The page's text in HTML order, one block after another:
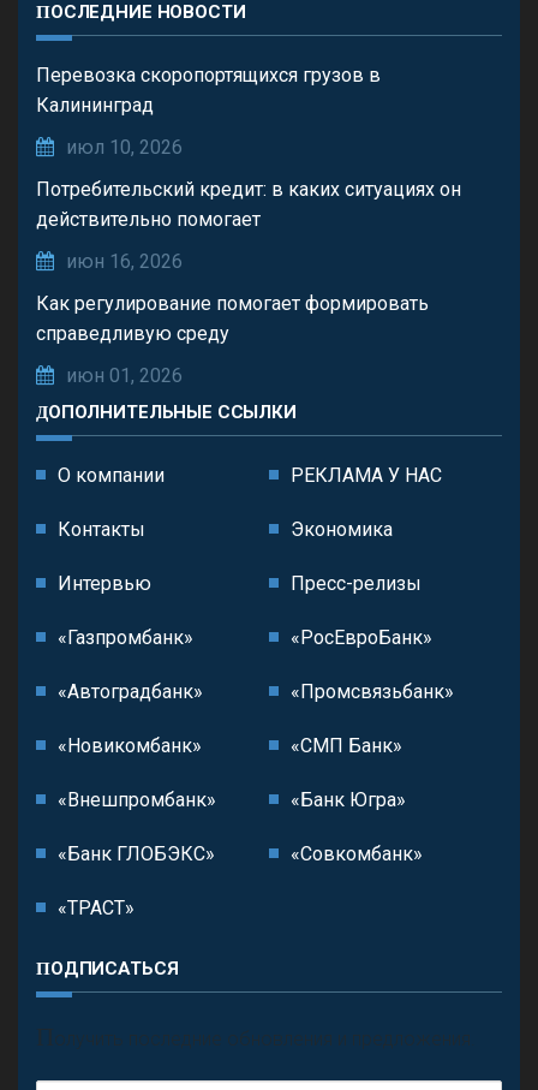
ПОСЛЕДНИЕ НОВОСТИ
Перевозка скоропортящихся грузов в
Калининград
июл 10, 2026
Потребительский кредит: в каких ситуациях он
действительно помогает
июн 16, 2026
Как регулирование помогает формировать
справедливую среду
июн 01, 2026
ДОПОЛНИТЕЛЬНЫЕ ССЫЛКИ
О компании РЕКЛАМА У НАС
Контакты Экономика
Интервью Пресс-релизы
«Газпромбанк» «РосЕвроБанк»
«Автоградбанк» «Промсвязьбанк»
«Новикомбанк» «СМП Банк»
«Внешпромбанк» «Банк Югра»
«Банк ГЛОБЭКС» «Совкомбанк»
«ТРАСТ»
ПОДПИСАТЬСЯ
П олучить последние обновления и предложения.